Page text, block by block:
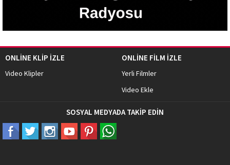
ONLİNE KLİP İZLE
Video Klipler
ONLİNE FİLM İZLE
Yerli Filmler
Video Ekle
SOSYAL MEDYADA TAKİP EDİN